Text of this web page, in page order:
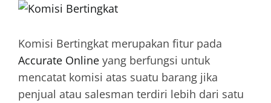
Promo
Training
View
Image
Komisi Bertingkat merupakan fitur pada
Accurate Online yang berfungsi untuk
mencatat komisi atas suatu barang jika
penjual atau salesman terdiri lebih dari satu